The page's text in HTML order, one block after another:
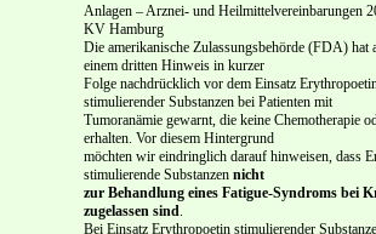
Anlagen – Arznei- und Heilmittelvereinbarungen
KV Hamburg
Die amerikanische Zulassungsbehörde (FDA) hat
einem dritten Hinweis in kurzer
Folge nachdrücklich vor dem Einsatz
stimulierender Substanzen bei Patienten mit
Tumoranämie gewarnt, die keine Chemotherapie
erhalten. Vor diesem Hintergrund
möchten wir eindringlich darauf hinweisen, dass
stimulierende Substanzen nicht
zur Behandlung eines Fatigue-Syndroms bei
zugelassen sind.
Bei Einsatz Erythropoetin stimulierender